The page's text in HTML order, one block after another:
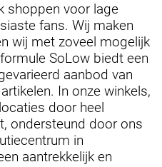
shoppen voor lage
fans. Wij maken
wij met zoveel mogelijk
SoLow biedt een
aanbod van
In onze winkels,
door heel
ondersteund door ons
in
aantrekkelijk en